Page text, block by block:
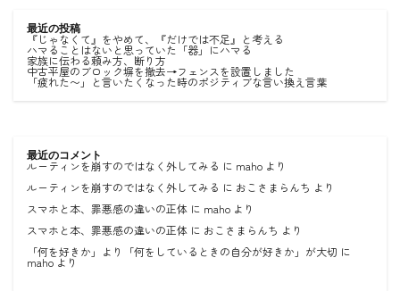
最近の投稿
『じゃなくて』をやめて、『だけでは不足』と考える
ハマることはないと思っていた「器」にハマる
家族に伝わる頼み方、断り方
中古平屋のブロック塀を撤去→フェンスを設置しました
「疲れた〜」と言いたくなった時のポジティブな言い換え言葉
最近のコメント
ルーティンを崩すのではなく外してみる に maho より
ルーティンを崩すのではなく外してみる に おこさまらんち より
スマホと本、罪悪感の違いの正体 に maho より
スマホと本、罪悪感の違いの正体 に おこさまらんち より
「何を好きか」より「何をしているときの自分が好きか」が大切 に
mahoより